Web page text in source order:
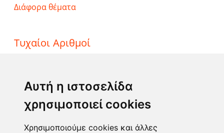
Αυτή η ιστοσελίδα
χρησιμοποιεί cookies
Χρησιμοποιούμε cookies και άλλες
Διάφορα θέματα
Τυχαίοι Αριθμοί
ΛΟΤΤΟ
ΚΙΝΟ
EXTRA 5